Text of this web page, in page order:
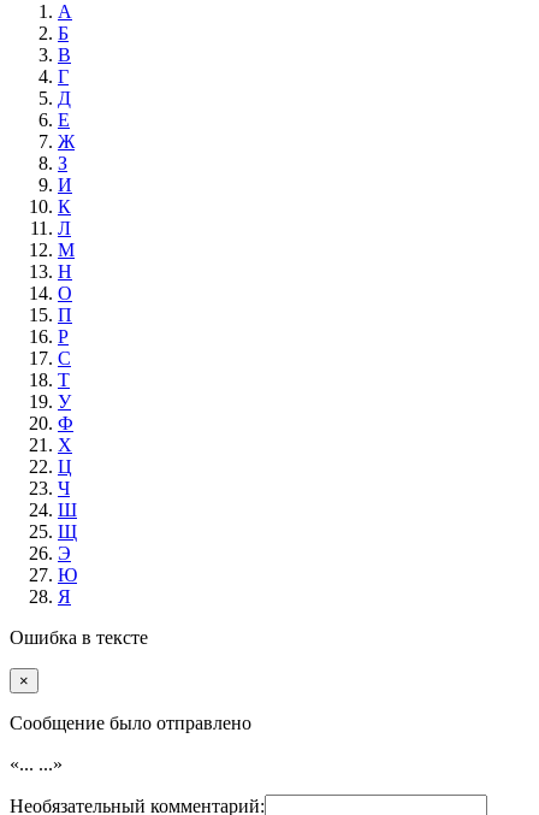
А
Б
В
Г
Д
Е
Ж
З
И
К
Л
М
Н
О
П
Р
С
Т
У
Ф
Х
Ц
Ч
Ш
Щ
Э
Ю
Я
Ошибка в тексте
×
Cообщение было отправлено
«... ...»
Необязательный комментарий: